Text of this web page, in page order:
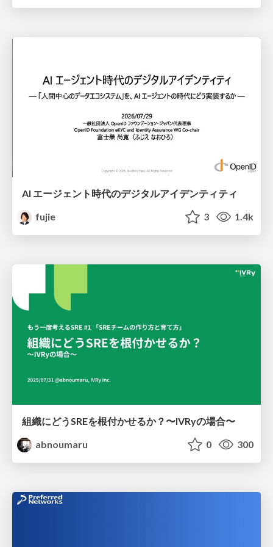
AI エージェント時代のデジタルアイデンティティ
fujie
3 1.4k
組織にどうSREを根付かせるか？〜IVRyの場合〜
abnoumaru
0 300